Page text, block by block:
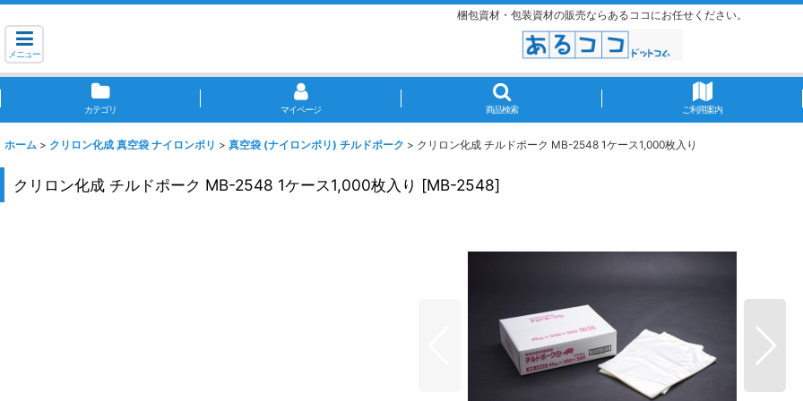
梱包資材・包装資材の販売ならあるココにお任せください。
メニュー
カテゴリ マイページ 商品検索 ご利用案内
ホーム > クリロン化成 真空袋 ナイロンポリ > 真空袋 (ナイロンポリ) チルドポーク > クリロン化成 チルドポーク MB-2548 1ケース1,000枚入り
クリロン化成 チルドポーク MB-2548 1ケース1,000枚入り [MB-2548]